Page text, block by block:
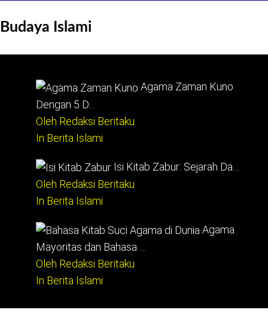
Budaya Islami
Agama Zaman Kuno
Dengan 5 D…
Oleh Redaksi Beritaku
In Berita Islami
Isi Kitab Zabur: Sejarah Da…
Oleh Redaksi Beritaku
In Berita Islami
Agama
Mayoritas dan Bahasa …
Oleh Redaksi Beritaku
In Berita Islami